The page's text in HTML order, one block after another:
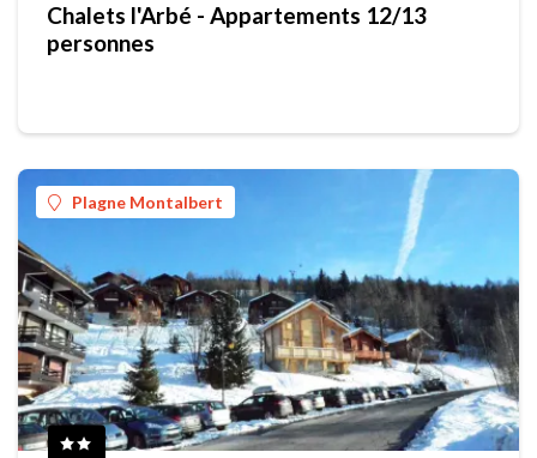
Chalets l'Arbé - Appartements 12/13
personnes
Plagne Montalbert